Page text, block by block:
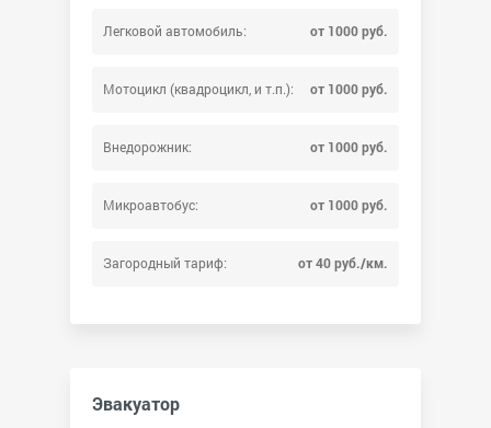
Легковой автомобиль: от 1000 руб.
Мотоцикл (квадроцикл, и т.п.): от 1000 руб.
Внедорожник: от 1000 руб.
Микроавтобус: от 1000 руб.
Загородный тариф: от 40 руб./км.
Эвакуатор